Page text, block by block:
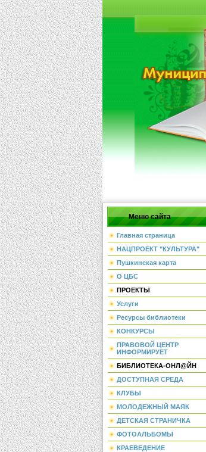
Меню сайта
Главная страница
НАЦПРОЕКТ "КУЛЬТУРА"
Пушкинская карта
О ЦБС
ПРОЕКТЫ
Услуги
Ресурсы библиотеки
КОНКУРСЫ
ПРАВОВОЙ ЦЕНТР
ИНФОРМИРУЕТ
БИБЛИОТЕКА-ОНЛ@ЙН
ДОСТУПНАЯ СРЕДА
КЛУБЫ
МОЛОДЕЖНЫЙ МАЯК
ДЕТСКАЯ СТРАНИЧКА
ФОТОАЛЬБОМЫ
КРАЕВЕДЕНИЕ